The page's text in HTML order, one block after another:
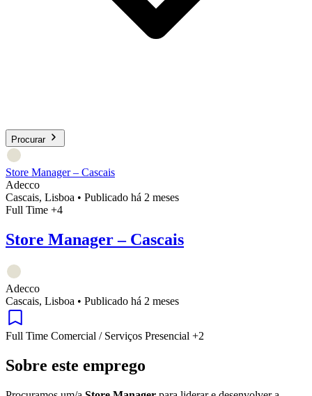
Procurar
Store Manager – Cascais
Adecco
Cascais, Lisboa • Publicado há 2 meses
Full Time +4
Store Manager – Cascais
Adecco
Cascais, Lisboa • Publicado há 2 meses
Full Time Comercial / Serviços Presencial +2
Sobre este emprego